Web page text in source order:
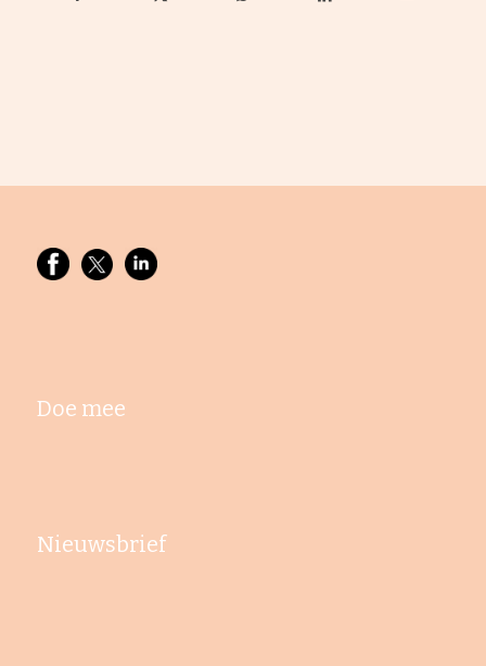
Doe mee
Nieuwsbrief